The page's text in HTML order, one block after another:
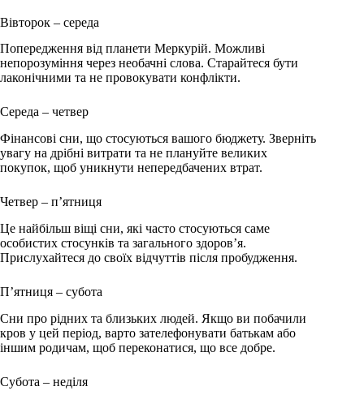
Вівторок – середа
Попередження від планети Меркурій. Можливі
непорозуміння через необачні слова. Старайтеся бути
лаконічними та не провокувати конфлікти.
Середа – четвер
Фінансові сни, що стосуються вашого бюджету. Зверніть
увагу на дрібні витрати та не плануйте великих
покупок, щоб уникнути непередбачених втрат.
Четвер – п’ятниця
Це найбільш віщі сни, які часто стосуються саме
особистих стосунків та загального здоров’я.
Прислухайтеся до своїх відчуттів після пробудження.
П’ятниця – субота
Сни про рідних та близьких людей. Якщо ви побачили
кров у цей період, варто зателефонувати батькам або
іншим родичам, щоб переконатися, що все добре.
Субота – неділя